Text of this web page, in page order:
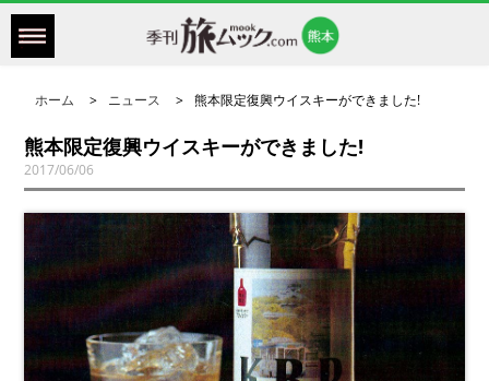
ホーム ニュース 熊本限定復興ウイスキーができました!
熊本限定復興ウイスキーができました!
2017/06/06